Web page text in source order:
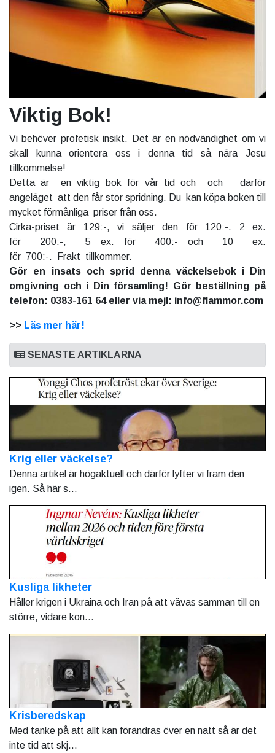
Viktig Bok!
Vi behöver profetisk insikt. Det är en nödvändighet om vi
skall kunna orientera oss i denna tid så nära Jesu
tillkommelse!
Detta är en viktig bok för vår tid och och därför
angeläget att den får stor spridning. Du kan köpa boken till
mycket förmånliga priser från oss.
Cirka-priset är 129:-, vi säljer den för 120:-. 2 ex.
för 200:-, 5 ex. för 400:- och 10 ex.
för 700:-. Frakt tillkommer.
Gör en insats och sprid denna väckelsebok i Din
omgivning och i Din församling! Gör beställning på
telefon: 0383-161 64 eller via mejl: info@flammor.com
>> Läs mer här!
SENASTE ARTIKLARNA
Krig eller väckelse?
Denna artikel är högaktuell och därför lyfter vi fram den
igen. Så här s...
Kusliga likheter
Håller krigen i Ukraina och Iran på att vävas samman till en
större, vidare kon...
Krisberedskap
Med tanke på att allt kan förändras över en natt så är det
inte tid att skj...